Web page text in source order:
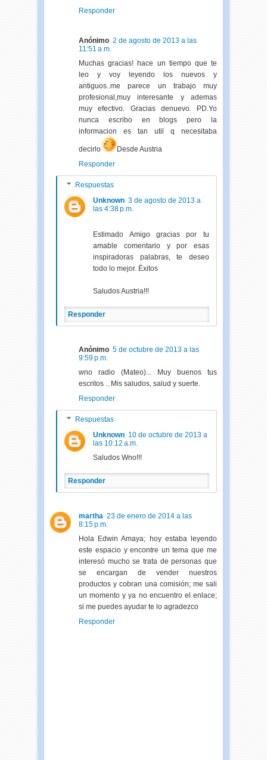
Responder
Anónimo 2 de agosto de 2013 a las
11:51 a.m.
Muchas gracias! hace un tiempo que te
leo y voy leyendo los nuevos y
antiguos..me parece un trabajo muy
profesional,muy interesante y ademas
muy efectivo. Gracias denuevo. PD.Yo
nunca escribo en blogs pero la
informacion es tan util q necesitaba
decirlo
Desde Austria
Responder
Respuestas
Unknown 3 de agosto de 2013 a
las 4:38 p.m.
Estimado Amigo gracias por tu
amable comentario y por esas
inspiradoras palabras, te deseo
todo lo mejor. Éxitos
Saludos Austria!!!
Responder
Anónimo 5 de octubre de 2013 a las
9:59 p.m.
wno radio (Mateo)... Muy buenos tus
escritos .. Mis saludos, salud y suerte.
Responder
Respuestas
Unknown 10 de octubre de 2013 a
las 10:12 a.m.
Saludos Wno!!!
Responder
martha 23 de enero de 2014 a las
8:15 p.m.
Hola Edwin Amaya; hoy estaba leyendo
este espacio y encontre un tema que me
interesó mucho se trata de personas que
se encargan de vender nuestros
productos y cobran una comisión; me sali
un momento y ya no encuentro el enlace;
si me puedes ayudar te lo agradezco
Responder